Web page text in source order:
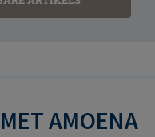
AMOENA